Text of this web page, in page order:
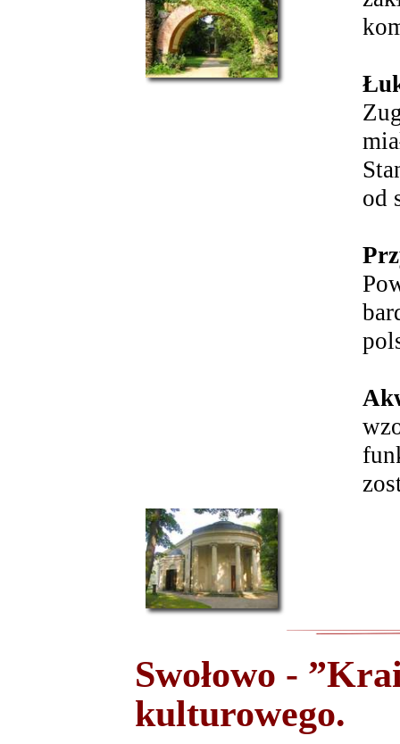
od
Swołowo -
kulturowego.